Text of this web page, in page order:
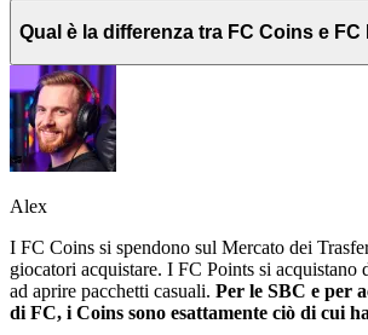
Qual è la differenza tra FC Coins e FC
Alex
I FC Coins si spendono sul Mercato dei
giocatori acquistare. I FC Points si acquistano
ad aprire pacchetti casuali. Per le SBC e per
di FC, i Coins sono esattamente ciò di cui